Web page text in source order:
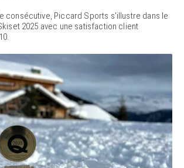
consécutive, Piccard Sports s'illustre dans le
2025 avec une satisfaction client